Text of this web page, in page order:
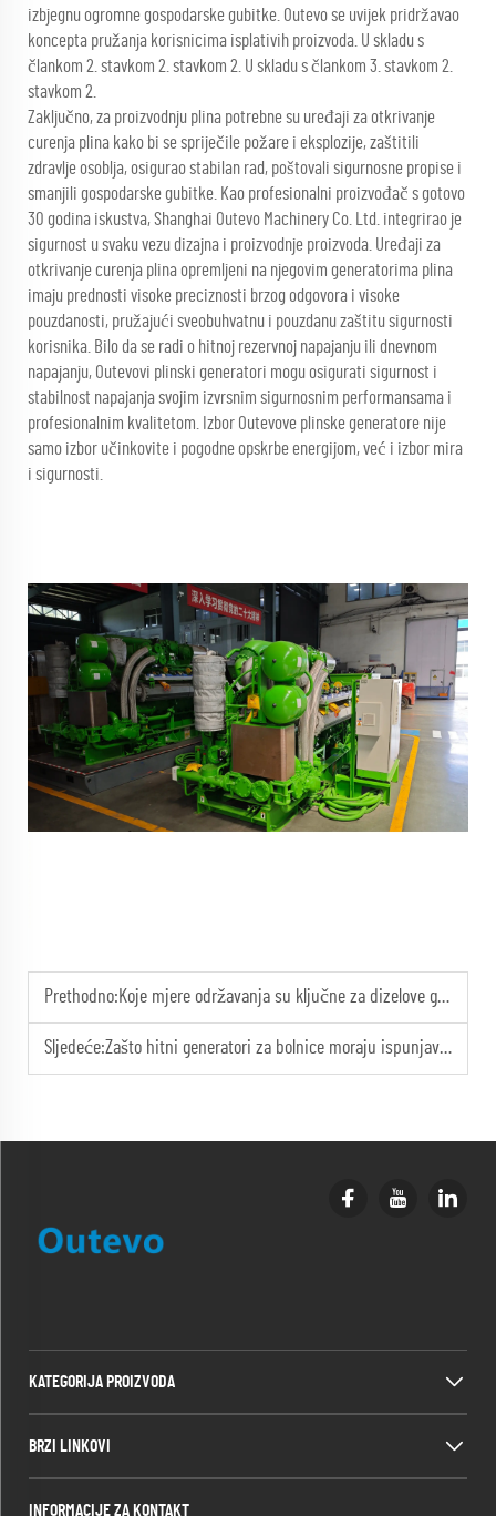
izbjegnu ogromne gospodarske gubitke. Outevo se uvijek pridržavao
koncepta pružanja korisnicima isplativih proizvoda. U skladu s
člankom 2. stavkom 2. stavkom 2. U skladu s člankom 3. stavkom 2.
stavkom 2.
Zaključno, za proizvodnju plina potrebne su uređaji za otkrivanje
curenja plina kako bi se spriječile požare i eksplozije, zaštitili
zdravlje osoblja, osigurao stabilan rad, poštovali sigurnosne propise i
smanjili gospodarske gubitke. Kao profesionalni proizvođač s gotovo
30 godina iskustva, Shanghai Outevo Machinery Co. Ltd. integrirao je
sigurnost u svaku vezu dizajna i proizvodnje proizvoda. Uređaji za
otkrivanje curenja plina opremljeni na njegovim generatorima plina
imaju prednosti visoke preciznosti brzog odgovora i visoke
pouzdanosti, pružajući sveobuhvatnu i pouzdanu zaštitu sigurnosti
korisnika. Bilo da se radi o hitnoj rezervnoj napajanju ili dnevnom
napajanju, Outevovi plinski generatori mogu osigurati sigurnost i
stabilnost napajanja svojim izvrsnim sigurnosnim performansama i
profesionalnim kvalitetom. Izbor Outevove plinske generatore nije
samo izbor učinkovite i pogodne opskrbe energijom, već i izbor mira
i sigurnosti.
Prethodno:Koje mjere održavanja su ključne za dizelove generatorske stanice u hladnom vremenu?
Sljedeće:Zašto hitni generatori za bolnice moraju ispunjavati stroge standarde kontrole buke?
KATEGORIJA PROIZVODA
BRZI LINKOVI
INFORMACIJE ZA KONTAKT